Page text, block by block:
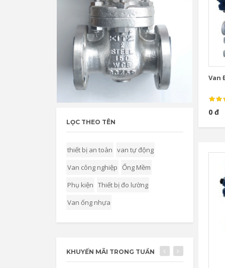
Van
0 đ
LỌC THEO TÊN
thiết bị an toàn van tự động
Van công nghiệp Ống Mềm
Phụ kiện Thiết bị đo lường
Van ống nhựa
KHUYẾN MÃI TRONG TUẦN